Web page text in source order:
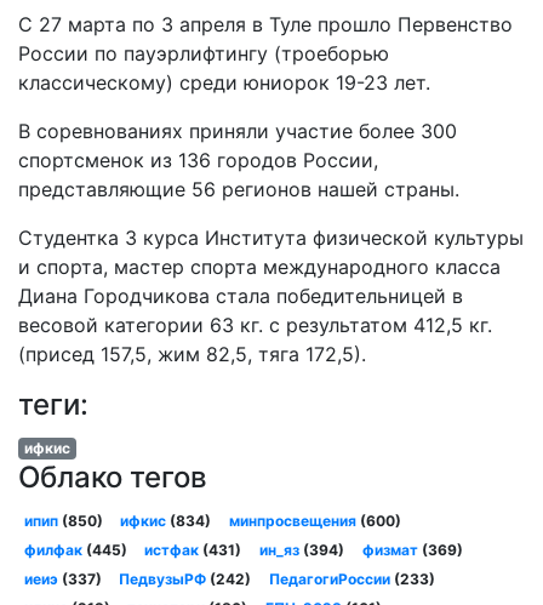
С 27 марта по 3 апреля в Туле прошло Первенство
России по пауэрлифтингу (троеборью
классическому) среди юниорок 19-23 лет.
В соревнованиях приняли участие более 300
спортсменок из 136 городов России,
представляющие 56 регионов нашей страны.
Студентка 3 курса Института физической культуры
и спорта, мастер спорта международного класса
Диана Городчикова стала победительницей в
весовой категории 63 кг. с результатом 412,5 кг.
(присед 157,5, жим 82,5, тяга 172,5).
теги:
ифкис
Облако тегов
ипип(850) ифкис (834) минпросвещения(600)
филфак(445) истфак (431) ин_яз(394) физмат(369)
иеиэ(337) ПедвузыРФ (242) ПедагогиРоссии(233)